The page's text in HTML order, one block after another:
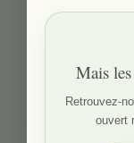
Mais
Retrouvez-
ouvert
https://
Email :
Formulaire de